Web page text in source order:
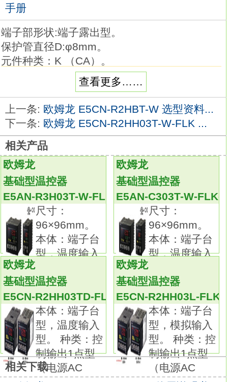
手册
端子部形状:端子露出型。
保护管直径D:φ8mm。
元件种类：K （CA）。
保护管长度L：50cm。
品种丰富的高精度温度传感器系列。
在以往的M3螺钉对应品的基础上，
追加有助于降低配线工时的棒状端子对应品。
温度传感器是用作温控器的热感应部件。
可根据要测量的温度、场所、 周围环境选择。
备有种类、形状、 长度及端子部形状各异的产
品E5CN-R2H03T-W-FLK尺寸：48×48mm。
控制输出1：电压输出(SSR驱动用)。
控制输出2：电压输出(SSR驱动用)。
辅助输出：独立2点。
电源电压：AC100～240V。
端子类型：螺钉端子台型。
输入类别：全量程多输入。
加热器断线、SSR故障检测功能：--。
通信：RS-485。
事件输入：1点。
远程SP输入：--。
传送输出：--。
使用大字体PV显示(白色)，提高可视性。
选择、操作及设定简便。
输入输出点数等的功能性能充实。
查看更多……
上一条: 欧姆龙 E5CN-R2HBT-W 选型资料...
下一条: 欧姆龙 E5CN-R2HH03T-W-FLK ...
相关产品
欧姆龙
基础型温控器
E5AN-R3H03T-W-FLK-N
尺寸：
96×96mm。
本体：端子台
型，温度输入
欧姆龙
基础型温控器
E5AN-C303T-W-FLK-
尺寸：
96×96mm。
本体：端子台
型，温度输入
欧姆龙
基础型温控器
E5CN-R2HH03TD-FLK
本体：端子台
型，温度输入
型。 种类：控
制输出1点型
（电源AC
欧姆龙
基础型温控器
E5CN-R2HH03L-FLK
本体：端子台
型，模拟输入
型。 种类：控
制输出1点型
（电源AC
相关下载